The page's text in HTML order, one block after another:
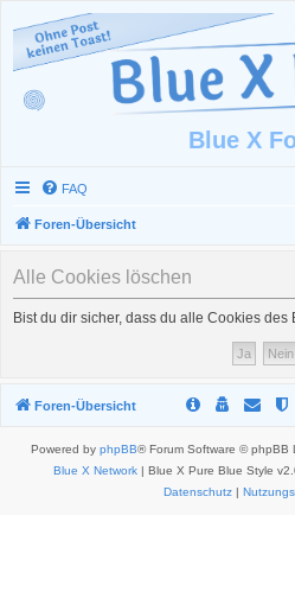
Blue X
FAQ
Foren-Übersicht
Alle Cookies löschen
Bist du dir sicher, dass du alle Cookies
Foren-Übersicht
Powered by phpBB® Forum Software © phpBB
Blue X Network| Blue X Pure Blue Style
Datenschutz|